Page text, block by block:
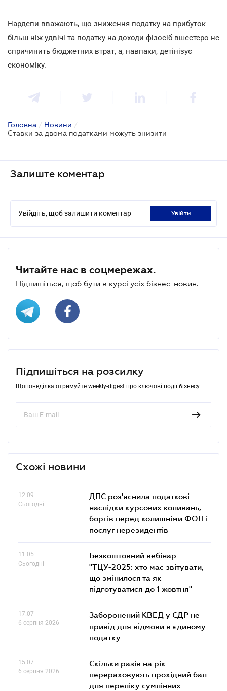
Нардепи вважають, що зниження податку на прибуток
більш ніж удвічі та податку на доходи фізосіб вшестеро не
спричинить бюджетних втрат, а, навпаки, детінізує
економіку.
Головна / Новини /
Ставки за двома податками можуть знизити
Залиште коментар
Увійдіть, щоб залишити коментар увійти
Читайте нас в соцмережах.
Підпишіться, щоб бути в курсі усіх бізнес-новин.
Підпишіться на розсилку
Щопонеділка отримуйте weekly-digest про ключові події бізнесу
Схожі новини
12.09
Сьогодні
ДПС роз'яснила податкові
наслідки курсових коливань,
боргів перед колишніми ФОП і
послуг нерезидентів
11.05
Сьогодні
Безкоштовний вебінар
"ТЦУ-2025: хто має звітувати,
що змінилося та як
підготуватися до 1 жовтня"
17.07
6 серпня 2026
Заборонений КВЕД у ЄДР не
привід для відмови в єдиному
податку
15.07
6 серпня 2026
Скільки разів на рік
перераховують прохідний бал
для переліку сумлінних